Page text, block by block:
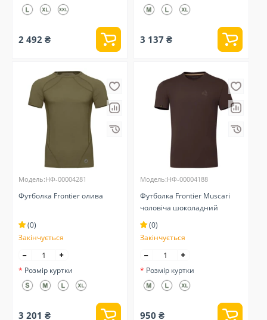
2 492 ₴ 3 137 ₴
Модель:НФ-00004281
Футболка Frontier олива
(0)
Закінчується
Розмір куртки
3 201 ₴
Модель:НФ-00004188
Футболка Frontier Muscari
чоловіча шоколадний
(0)
Закінчується
Розмір куртки
950 ₴